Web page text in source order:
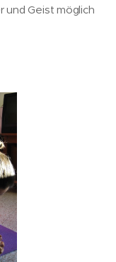
und Geist möglich